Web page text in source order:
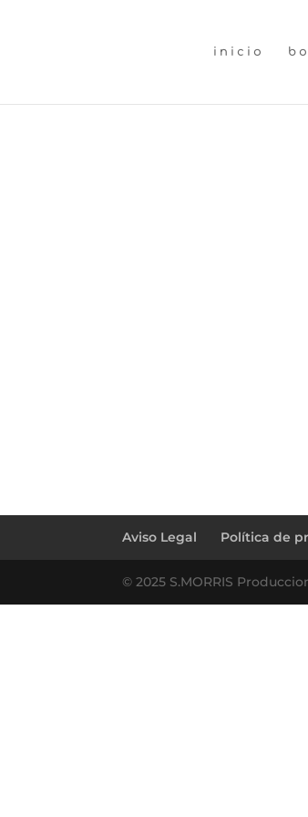
inicio
Aviso Legal Política de
© 2025 S.MORRIS